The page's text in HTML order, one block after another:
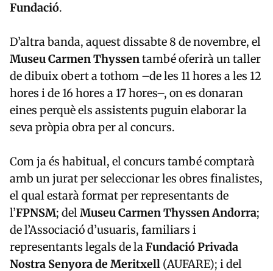
Fundació.
D’altra banda, aquest dissabte 8 de novembre, el
Museu Carmen Thyssentambé oferirà un taller
de dibuix obert a tothom –de les 11 hores a les 12
hores i de 16 hores a 17 hores–, on es donaran
eines perquè els assistents puguin elaborar la
seva pròpia obra per al concurs.
Com ja és habitual, el concurs també comptarà
amb un jurat per seleccionar les obres finalistes,
el qual estarà format per representants de
l’FPNSM; delMuseu Carmen Thyssen Andorra;
de l’Associació d’usuaris, familiars i
representants legals de laFundació Privada
Nostra Senyora de Meritxell (AUFARE); i del